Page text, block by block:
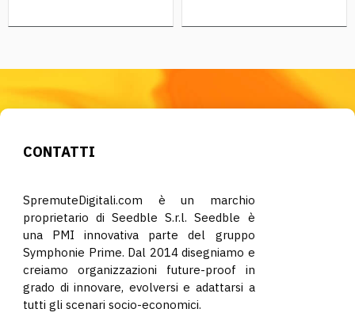
CONTATTI
SpremuteDigitali.com è un marchio
proprietario di Seedble S.r.l. Seedble è
una PMI innovativa parte del gruppo
Symphonie Prime. Dal 2014 disegniamo e
creiamo organizzazioni future-proof in
grado di innovare, evolversi e adattarsi a
tutti gli scenari socio-economici.